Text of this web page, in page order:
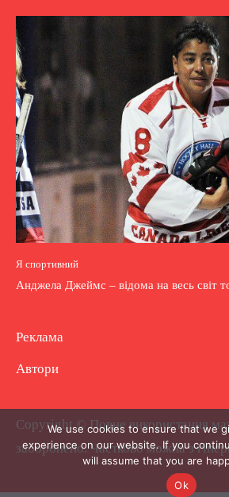
Я спортивний
Анджела Джеймс – відома на весь світ
Реклама
Автори
Copyright © Повне використання
заборонено. Частково можна з
We use cookies to ensure that we
experience on our website. If you
will assume that you are
Ok